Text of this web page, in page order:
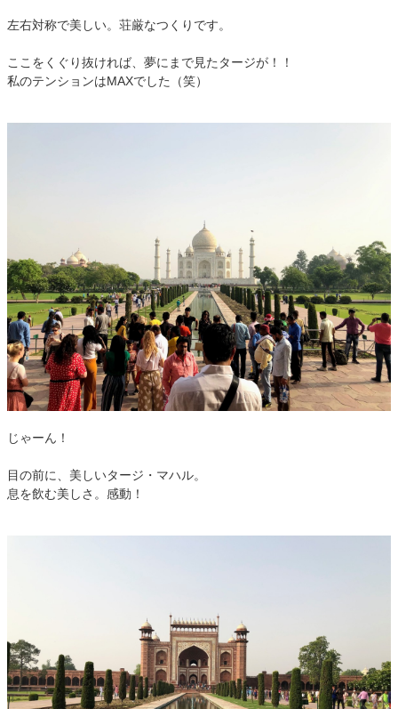
左右対称で美しい。荘厳なつくりです。
ここをくぐり抜ければ、夢にまで見たタージが！！
私のテンションはMAXでした（笑）
じゃーん！
目の前に、美しいタージ・マハル。
息を飲む美しさ。感動！